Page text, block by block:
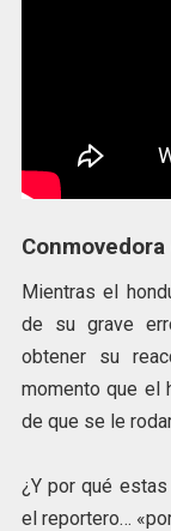
Mientras el
de su grave
obtener su
momento que el
de que se le
¿Y por qué
el reportero…